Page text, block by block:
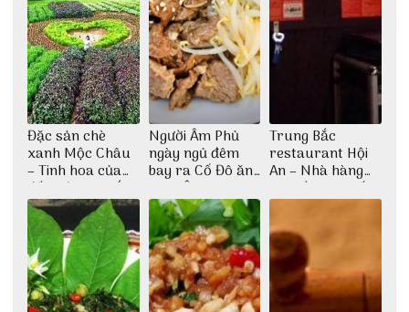
Đặc sản chè
xanh Mộc Châu
– Tinh hoa của
đất trời Tây Bắc
Người Âm Phủ
ngày ngủ đêm
bay ra Cố Đô ăn
Cơm Âm Phủ
Huế
Trung Bắc
restaurant Hội
An – Nhà hàng
cao lầu có thiết
kế vô cùng ấn
tượng giữa lòng
phố Hội